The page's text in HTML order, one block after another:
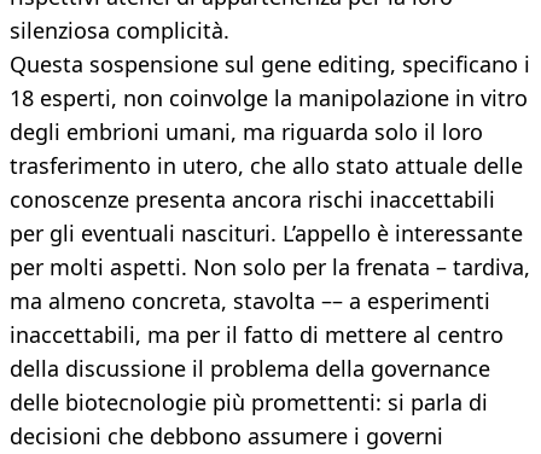
silenziosa complicità.
Questa sospensione sul gene editing, specificano i
18 esperti, non coinvolge la manipolazione in vitro
degli embrioni umani, ma riguarda solo il loro
trasferimento in utero, che allo stato attuale delle
conoscenze presenta ancora rischi inaccettabili
per gli eventuali nascituri. L’appello è interessante
per molti aspetti. Non solo per la frenata – tardiva,
ma almeno concreta, stavolta –– a esperimenti
inaccettabili, ma per il fatto di mettere al centro
della discussione il problema della governance
delle biotecnologie più promettenti: si parla di
decisioni che debbono assumere i governi